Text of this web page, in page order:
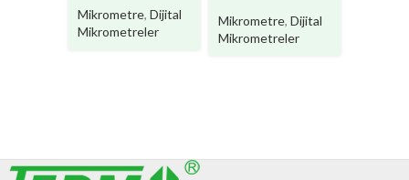
Mikrometre, Dijital
Mikrometreler
Mikrometre, Dijital
Mikrometreler